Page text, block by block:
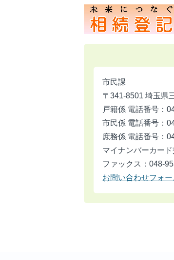
市民課
〒341-8501 埼玉県
戸籍係 電話番号：
市民係 電話番号：
庶務係 電話番号：
マイナンバーカー
ファックス：048-
お問い合わせフォー